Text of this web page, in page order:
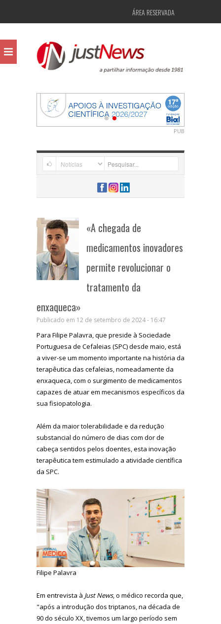
ÁREA RESERVADA
PUB
«A chegada de
medicamentos inovadores
permite revolucionar o
tratamento da
enxaqueca»
Publicado em 12 de setembro de 2024 - 16:47
Para Filipe Palavra, que preside à Sociedade
Portuguesa de Cefaleias (SPC) desde maio, está
a viver-se um momento importante na história da
terapêutica das cefaleias, nomeadamente da
enxaqueca, com o surgimento de medicamentos
capazes de atuar em mecanismos específicos da
sua fisiopatologia.
Além da maior tolerabilidade e da redução
substancial do número de dias com dor de
cabeça sentidos pelos doentes, esta inovação
terapêutica tem estimulado a atividade científica
da SPC.
Filipe Palavra
Em entrevista à Just News, o médico recorda que,
"após a introdução dos triptanos, na década de
90 do século XX, tivemos um largo período sem